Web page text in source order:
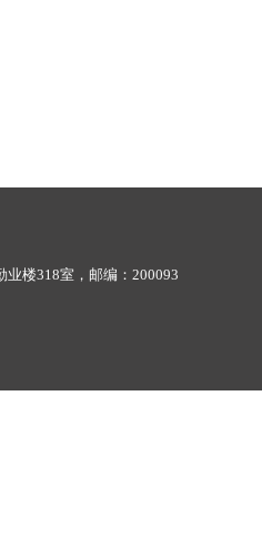
楼318室，邮编：200093